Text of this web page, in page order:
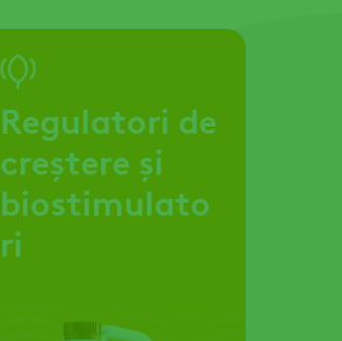
Regulatori de
creștere și
biostimulato
ri